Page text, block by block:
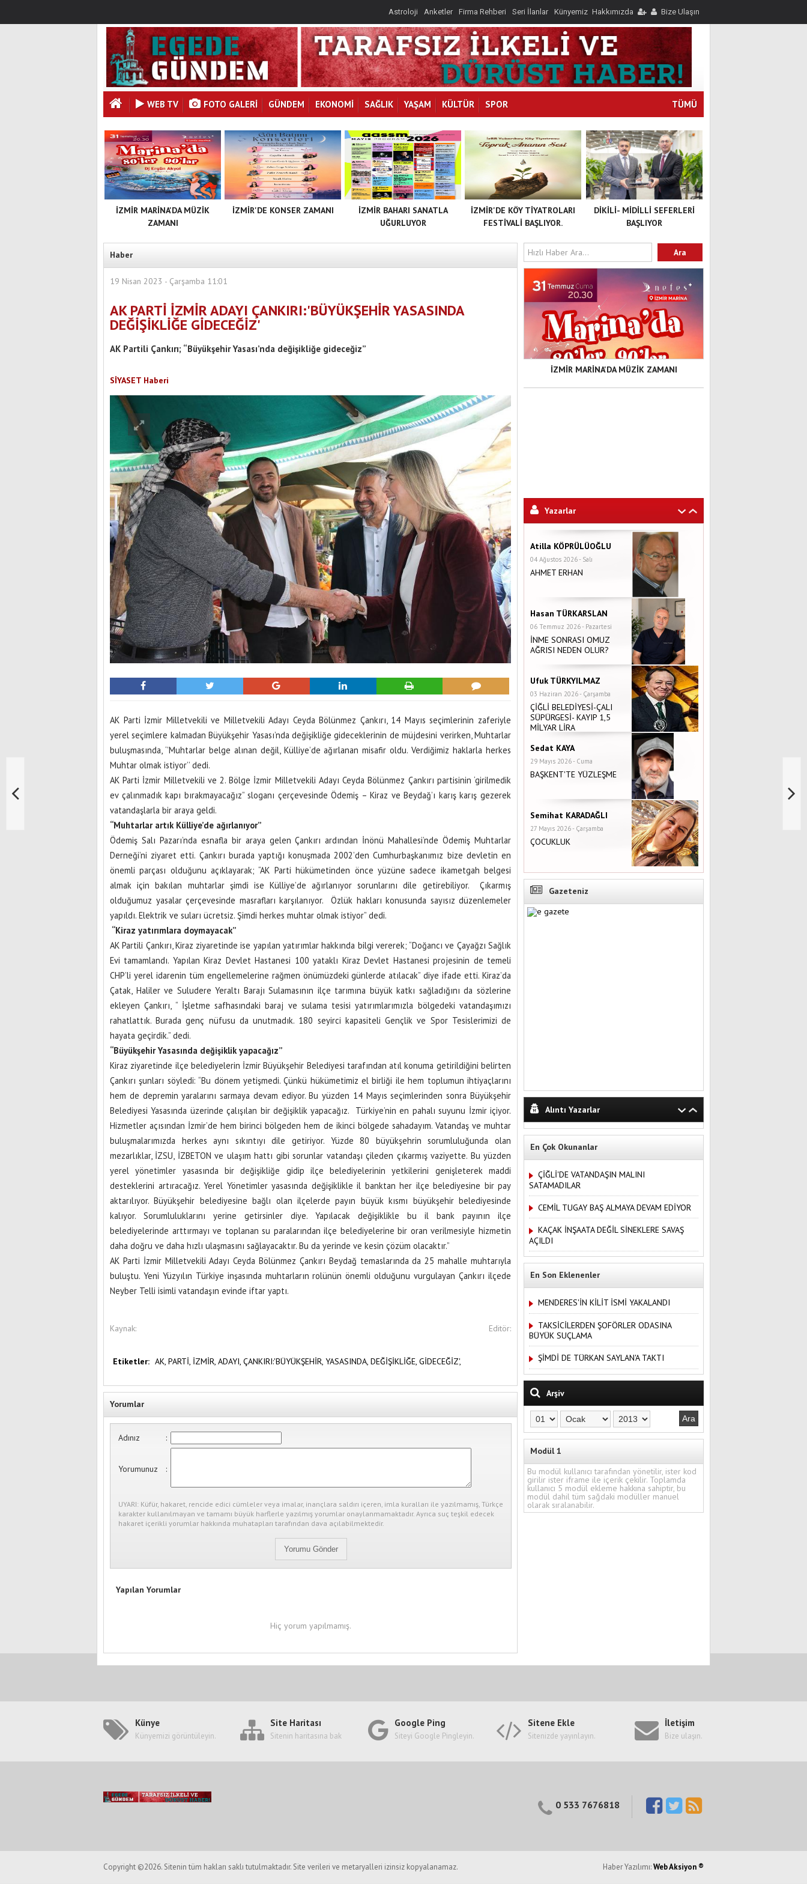
Astroloji Anketler Firma Rehberi Seri İlanlar Künyemiz Hakkımızda Bize Ulaşın
WEB TV FOTO GALERI GÜNDEM EKONOMİ SAĞLIK YAŞAM KÜLTÜR SPOR TÜMÜ
İZMİR MARİNA'DA MÜZİK
ZAMANI
İZMİR'DE KONSER ZAMANI
İZMİR BAHARI SANATLA
UĞURLUYOR
DİKİLİ- MİDİLLİ SEFERLERİ
BAŞLIYOR
İZMİR'DE KÖY TİYATROLARI
FESTİVALİ BAŞLIYOR.
Haber
19 Nisan 2023 - Çarşamba 11:01
AK PARTİ İZMİR ADAYI ÇANKIRI:'BÜYÜKŞEHİR YASASINDA
DEĞİŞİKLİĞE GİDECEĞİZ'
AK Partili Çankırı; “Büyükşehir Yasası’nda değişikliğe gideceğiz”
SİYASET Haberi
AK Parti İzmir Milletvekili ve Milletvekili Adayı Ceyda Bölünmez Çankırı, 14 Mayıs seçimlerinin zaferiyle
yerel seçimlere kalmadan Büyükşehir Yasası’nda değişikliğe gideceklerinin de müjdesini verirken, Muhtarlar
buluşmasında, ‘’Muhtarlar belge alınan değil, Külliye’de ağırlanan misafir oldu. Verdiğimiz haklarla herkes
Muhtar olmak istiyor’’ dedi.
AK Parti İzmir Milletvekili ve 2. Bölge İzmir Milletvekili Adayı Ceyda Bölünmez Çankırı partisinin ‘girilmedik
ev çalınmadık kapı bırakmayacağız” sloganı çerçevesinde Ödemiş – Kiraz ve Beydağ’ı karış karış gezerek
vatandaşlarla bir araya geldi.
“Muhtarlar artık Külliye’de ağırlanıyor”
Ödemiş Salı Pazarı’nda esnafla bir araya gelen Çankırı ardından İnönü Mahallesi’nde Ödemiş Muhtarlar
Derneği’ni ziyaret etti. Çankırı burada yaptığı konuşmada 2002’den Cumhurbaşkanımız bize devletin en
önemli parçası olduğunu açıklayarak; “AK Parti hükümetinden önce yüzüne sadece ikametgah belgesi
almak için bakılan muhtarlar şimdi ise Külliye’de ağırlanıyor sorunlarını dile getirebiliyor. Çıkarmış
olduğumuz yasalar çerçevesinde masrafları karşılanıyor. Özlük hakları konusunda sayısız düzenlemeler
yapıldı. Elektrik ve suları ücretsiz. Şimdi herkes muhtar olmak istiyor” dedi.
“Kiraz yatırımlara doymayacak”
AK Partili Çankırı, Kiraz ziyaretinde ise yapılan yatırımlar hakkında bilgi vererek; “Doğancı ve Çayağzı Sağlık
Evi tamamlandı. Yapılan Kiraz Devlet Hastanesi 100 yataklı Kiraz Devlet Hastanesi projesinin de temeli
CHP’li yerel idarenin tüm engellemelerine rağmen önümüzdeki günlerde atılacak” diye ifade etti. Kiraz’da
Çatak, Haliler ve Suludere Yeraltı Barajı Sulamasının ilçe tarımına büyük katkı sağladığını da sözlerine
ekleyen Çankırı, “ İşletme safhasındaki baraj ve sulama tesisi yatırımlarımızla bölgedeki vatandaşımızı
rahatlattık. Burada genç nüfusu da unutmadık. 180 seyirci kapasiteli Gençlik ve Spor Tesislerimizi de
hayata geçirdik.” dedi.
“Büyükşehir Yasasında değişiklik yapacağız”
Kiraz ziyaretinde ilçe belediyelerin İzmir Büyükşehir Belediyesi tarafından atıl konuma getirildiğini belirten
Çankırı şunları söyledi: “Bu dönem yetişmedi. Çünkü hükümetimiz el birliği ile hem toplumun ihtiyaçlarını
hem de depremin yaralarını sarmaya devam ediyor. Bu yüzden 14 Mayıs seçimlerinden sonra Büyükşehir
Belediyesi Yasasında üzerinde çalışılan bir değişiklik yapacağız. Türkiye’nin en pahalı suyunu İzmir içiyor.
Hizmetler açısından İzmir’de hem birinci bölgeden hem de ikinci bölgede sahadayım. Vatandaş ve muhtar
buluşmalarımızda herkes aynı sıkıntıyı dile getiriyor. Yüzde 80 büyükşehrin sorumluluğunda olan
mezarlıklar, İZSU, İZBETON ve ulaşım hattı gibi sorunlar vatandaşı çileden çıkarmış vaziyette. Bu yüzden
yerel yönetimler yasasında bir değişikliğe gidip ilçe belediyelerinin yetkilerini genişleterek maddi
desteklerini artıracağız. Yerel Yönetimler yasasında değişiklikle il banktan her ilçe belediyesine bir pay
aktarılıyor. Büyükşehir belediyesine bağlı olan ilçelerde payın büyük kısmı büyükşehir belediyesinde
kalıyor. Sorumluluklarını yerine getirsinler diye. Yapılacak değişiklikle bu il bank payının ilçe
belediyelerinde arttırmayı ve toplanan su paralarından ilçe belediyelerine bir oran verilmesiyle hizmetin
daha doğru ve daha hızlı ulaşmasını sağlayacaktır. Bu da yerinde ve kesin çözüm olacaktır.”
AK Parti İzmir Milletvekili Adayı Ceyda Bölünmez Çankırı Beydağ temaslarında da 25 mahalle muhtarıyla
buluştu. Yeni Yüzyılın Türkiye inşasında muhtarların rolünün önemli olduğunu vurgulayan Çankırı ilçede
Neyber Telli isimli vatandaşın evinde iftar yaptı.
Kaynak: Editör:
Etiketler: AK, PARTİ, İZMİR, ADAYI, ÇANKIRI:'BÜYÜKŞEHİR, YASASINDA, DEĞİŞİKLİĞE, GİDECEĞİZ',
Yorumlar
Adınız :
Yorumunuz :
UYARI: Küfür, hakaret, rencide edici cümleler veya imalar, inançlara saldırı içeren, imla kuralları ile yazılmamış, Türkçe
karakter kullanılmayan ve tamamı büyük harflerle yazılmış yorumlar onaylanmamaktadır. Ayrıca suç teşkil edecek
hakaret içerikli yorumlar hakkında muhatapları tarafından dava açılabilmektedir.
Yapılan Yorumlar
Hiç yorum yapılmamış.
İZMİR MARİNA'DA MÜZİK ZAMANI
Yazarlar
Atilla KÖPRÜLÜOĞLU
04 Ağustos 2026 - Salı
AHMET ERHAN
Hasan TÜRKARSLAN
06 Temmuz 2026 - Pazartesi
İNME SONRASI OMUZ
AĞRISI NEDEN OLUR?
Ufuk TÜRKYILMAZ
03 Haziran 2026 - Çarşamba
ÇİĞLİ BELEDİYESİ-ÇALI
SÜPÜRGESİ- KAYIP 1,5
MİLYAR LİRA
Sedat KAYA
29 Mayıs 2026 - Cuma
BAŞKENT'TE YÜZLEŞME
Semihat KARADAĞLI
27 Mayıs 2026 - Çarşamba
ÇOCUKLUK
Gazeteniz
Alıntı Yazarlar
En Çok Okunanlar
ÇİĞLİ'DE VATANDAŞIN MALINI
SATAMADILAR
CEMİL TUGAY BAŞ ALMAYA DEVAM EDİYOR
KAÇAK İNŞAATA DEĞİL SİNEKLERE SAVAŞ
AÇILDI
En Son Eklenenler
MENDERES'İN KİLİT İSMİ YAKALANDI
TAKSİCİLERDEN ŞOFÖRLER ODASINA
BÜYÜK SUÇLAMA
ŞİMDİ DE TÜRKAN SAYLAN'A TAKTI
Arşiv
Modül 1
Bu modül kullanıcı tarafından yönetilir, ister kod
girilir ister iframe ile içerik çekilir. Toplamda
kullanıcı 5 modül ekleme hakkına sahiptir, bu
modül dahil tüm sağdaki modüller manuel
olarak sıralanabilir.
Künye
Künyemizi görüntüleyin.
Site Haritası
Sitenin haritasına bak
Google Ping
Siteyi Google Pingleyin.
Sitene Ekle
Sitenizde yayınlayın.
İletişim
Bize ulaşın.
0 533 7676818
Copyright ©2026. Sitenin tüm hakları saklı tutulmaktadır. Site verileri ve metaryalleri izinsiz kopyalanamaz. Haber Yazılımı:Web Aksiyon ®